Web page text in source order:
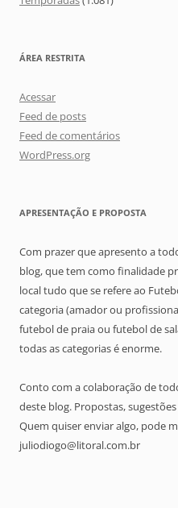
ÁREA RESTRITA
Acessar
Feed de posts
Feed de comentários
WordPress.org
APRESENTAÇÃO E PROPOSTA
Com prazer que apresento a
blog, que tem como finalidade
local tudo que se refere ao
categoria (amador ou
futebol de praia ou futebol de
todas as categorias é enorme.
Conto com a colaboração de
deste blog. Propostas,
Quem quiser enviar algo, pode
juliodiogo@litoral.com.br